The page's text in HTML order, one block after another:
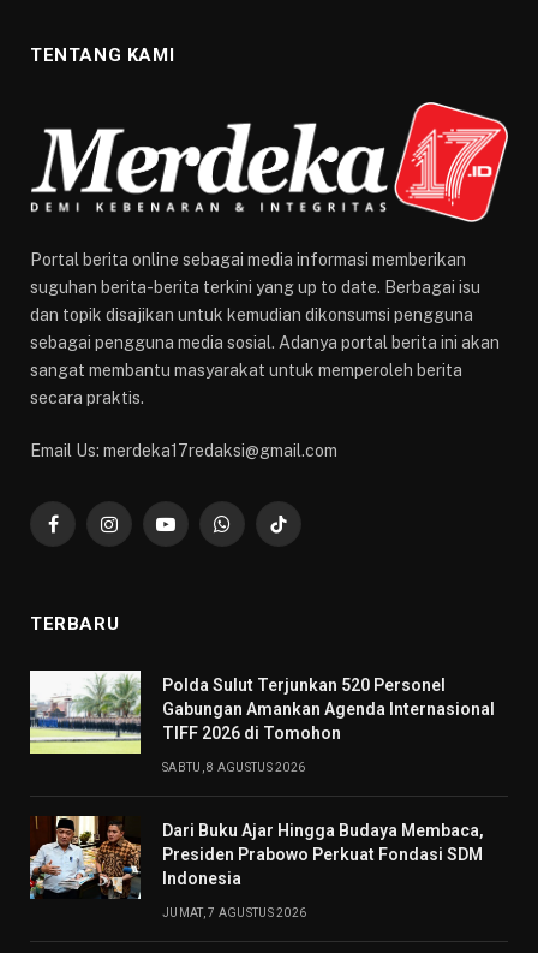
TENTANG KAMI
Portal berita online sebagai media informasi memberikan
suguhan berita-berita terkini yang up to date. Berbagai isu
dan topik disajikan untuk kemudian dikonsumsi pengguna
sebagai pengguna media sosial. Adanya portal berita ini akan
sangat membantu masyarakat untuk memperoleh berita
secara praktis.
Email Us: merdeka17redaksi@gmail.com
FacebookInstagramYouTubeWhatsAppTikTok
TERBARU
​Polda Sulut Terjunkan 520 Personel
Gabungan Amankan Agenda Internasional
TIFF 2026 di Tomohon
SABTU, 8 AGUSTUS 2026
Dari Buku Ajar Hingga Budaya Membaca,
Presiden Prabowo Perkuat Fondasi SDM
Indonesia
JUMAT, 7 AGUSTUS 2026